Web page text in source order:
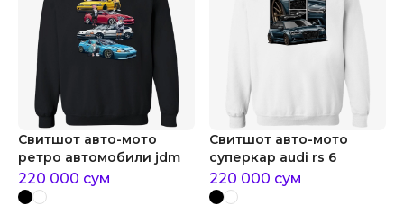
Свитшот авто-мото
ретро автомобили jdm
220 000 сум
Свитшот авто-мото
суперкар audi rs 6
220 000 сум